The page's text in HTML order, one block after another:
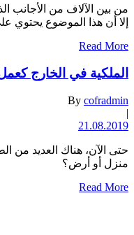
من بين الآلاف من الأجانب
إلا أن هذا الموضوع
Read More
الملكية في الخارج
By cofradmin
|
21.08.2019
حتى الآن، هناك العديد من
منزل أو أرض؟
Read More